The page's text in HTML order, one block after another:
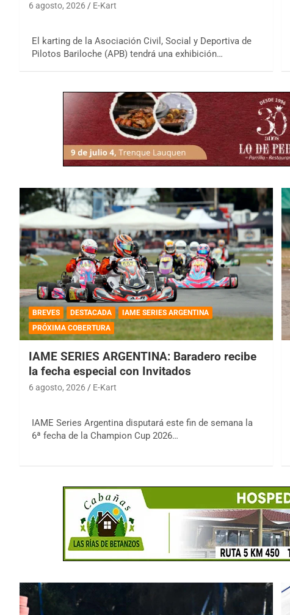
6 agosto, 2026 E-Kart
El karting de la Asociación Civil, Social y Deportiva de
Pilotos Bariloche (APB) tendrá una exhibición…
BREVES DESTACADA
IAME SERIES ARGENTINA
PRÓXIMA COBERTURA
IAME SERIES ARGENTINA: Baradero recibe
la fecha especial con Invitados
6 agosto, 2026 E-Kart
IAME Series Argentina disputará este fin de semana la
6ª fecha de la Champion Cup 2026…